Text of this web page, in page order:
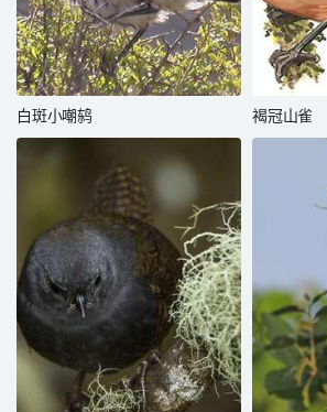
白斑小嘲鸫 褐冠山雀